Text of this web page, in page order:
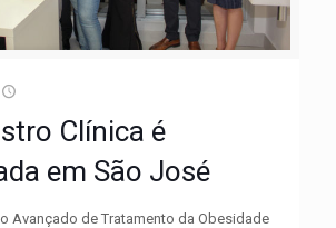
Clínica é
em São José
Avançado de Tratamento da Obesidade